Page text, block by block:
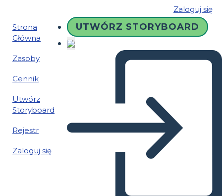
Zaloguj się
Strona
Główna
Zasoby
Cennik
Utwórz
Storyboard
Rejestr
Zaloguj się
UTWÓRZ STORYBOARD